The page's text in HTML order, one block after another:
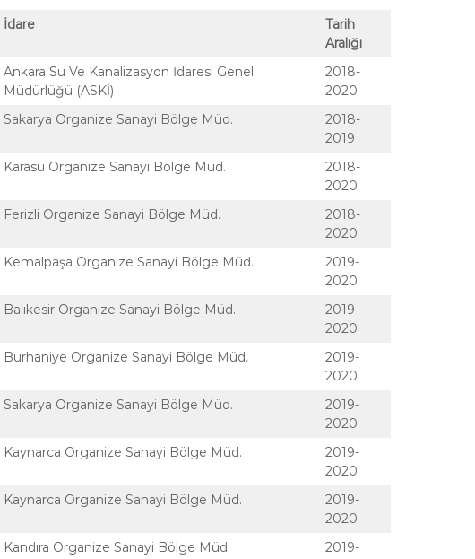
İdare
Tarih
Aralığı
Ankara Su Ve Kanalizasyon İdaresi Genel
Müdürlüğü (ASKİ)
2018-
2020
Sakarya Organize Sanayi Bölge Müd.
2018-
2019
Karasu Organize Sanayi Bölge Müd.
2018-
2020
Ferizli Organize Sanayi Bölge Müd.
2018-
2020
Kemalpaşa Organize Sanayi Bölge Müd.
2019-
2020
Balıkesir Organize Sanayi Bölge Müd.
2019-
2020
Burhaniye Organize Sanayi Bölge Müd.
2019-
2020
Sakarya Organize Sanayi Bölge Müd.
2019-
2020
Kaynarca Organize Sanayi Bölge Müd.
2019-
2020
Kaynarca Organize Sanayi Bölge Müd.
2019-
2020
Kandıra Organize Sanayi Bölge Müd.
2019-